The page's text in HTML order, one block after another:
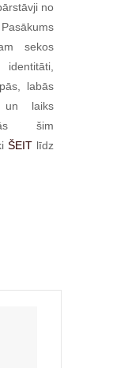
no
sekos
labās
un laiks
šim
ŠEIT līdz